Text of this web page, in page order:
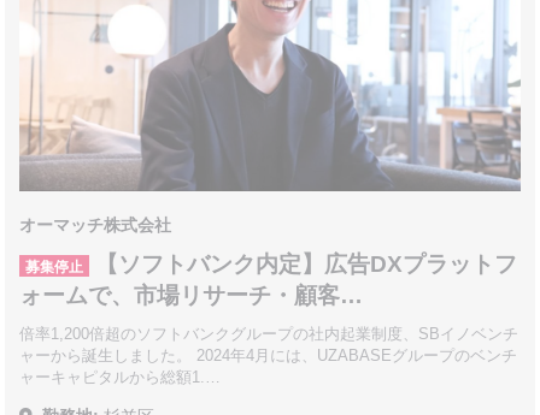
オーマッチ株式会社
募集停止
【ソフトバンク内定】広告DXプラットフ
ォームで、市場リサーチ・顧客…
倍率1,200倍超のソフトバンクグループの社内起業制度、SBイノベンチ
ャーから誕生しました。 2024年4月には、UZABASEグループのベンチ
ャーキャピタルから総額1.…